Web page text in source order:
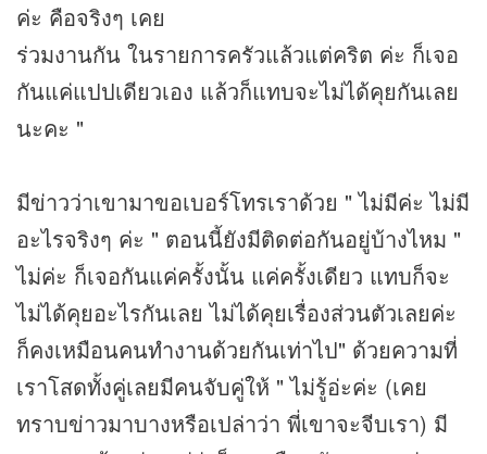
ค่ะ คือจริงๆ เคย
ร่วมงานกัน ในรายการครัวแล้วแต่คริต ค่ะ ก็เจอ
กันแค่แปปเดียวเอง แล้วก็แทบจะไม่ได้คุยกันเลย
นะคะ "
มีข่าวว่าเขามาขอเบอร์โทรเราด้วย " ไม่มีค่ะ ไม่มี
อะไรจริงๆ ค่ะ " ตอนนี้ยังมีติดต่อกันอยู่บ้างไหม "
ไม่ค่ะ ก็เจอกันแค่ครั้งนั้น แค่ครั้งเดียว แทบก็จะ
ไม่ได้คุยอะไรกันเลย ไม่ได้คุยเรื่องส่วนตัวเลยค่ะ
ก็คงเหมือนคนทำงานด้วยกันเท่าไป" ด้วยความที่
เราโสดทั้งคู่เลยมีคนจับคู่ให้ " ไม่รู้อ่ะค่ะ (เคย
ทราบข่าวมาบางหรือเปล่าว่า พี่เขาจะจีบเรา) มี